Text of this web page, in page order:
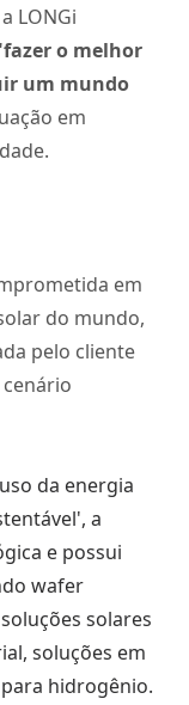
LONGi
o melhor
um mundo
em
em
do mundo,
pelo cliente
da energia
a
e possui
wafer
solares
soluções em
hidrogênio.